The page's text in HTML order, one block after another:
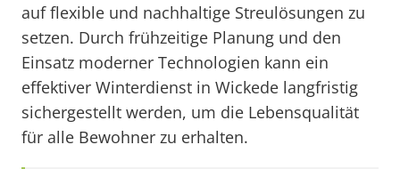
auf flexible und nachhaltige Streulösungen zu
setzen. Durch frühzeitige Planung und den
Einsatz moderner Technologien kann ein
effektiver Winterdienst in Wickede langfristig
sichergestellt werden, um die Lebensqualität
für alle Bewohner zu erhalten.